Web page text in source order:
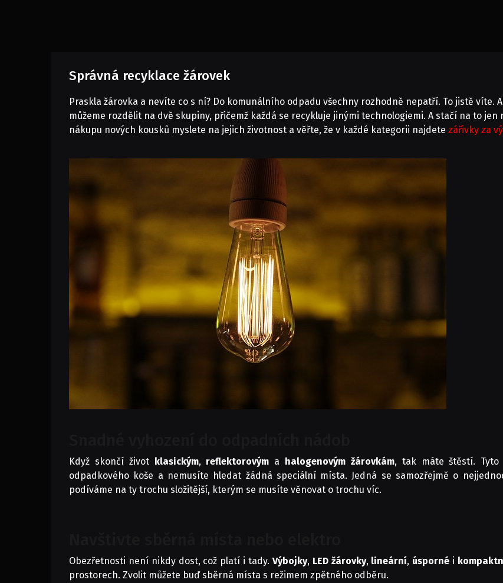
Správná recyklace žárovek
Praskla žárovka a nevíte co s ní? Do komunálního odpadu všechny rozhodně nepatří. To jistě víte.
můžeme rozdělit na dvě skupiny, přičemž každá se recykluje jinými technologiemi. A stačí na to
nákupu nových kousků myslete na jejich životnost a věřte, že v každé kategorii najdete zářivky za
Když skončí život klasickým, reflektorovým a halogenovým žárovkám, tak máte štěstí. Tyto
odpadkového koše a nemusíte hledat žádná speciální místa. Jedná se samozřejmě o
podíváme na ty trochu složitější, kterým se musíte věnovat o trochu víc.
Obezřetnosti není nikdy dost, což platí i tady. Výbojky, LED žárovky, lineární, úsporné i
prostorech. Zvolit můžete buď sběrná místa s režimem zpětného odběru.